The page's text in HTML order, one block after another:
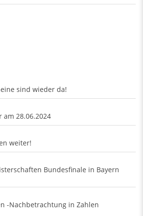
sind wieder da!
am 28.06.2024
weiter!
Bundesfinale in Bayern
-Nachbetrachtung in Zahlen